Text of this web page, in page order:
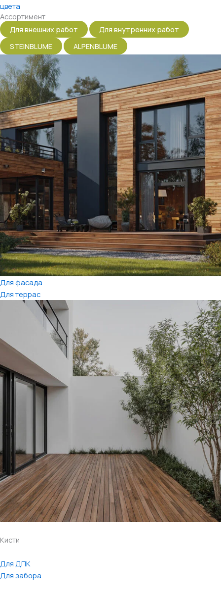
Ассортимент
Для внешних работ
Для внутренних работ
STEINBLUME
ALPENBLUME
Для фасада
Для террас
Кисти
Для ДПК
Для забора